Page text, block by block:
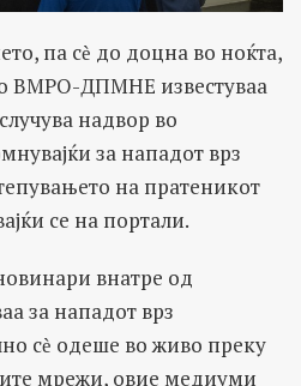
па сѐ до доцна во ноќта,
ВМРО-ДПМНЕ известуваа
надвор во
за нападот врз
на пратеникот
се на портали.
внатре од
за нападот врз
сѐ одеше во живо преку
мрежи, овие медиуми